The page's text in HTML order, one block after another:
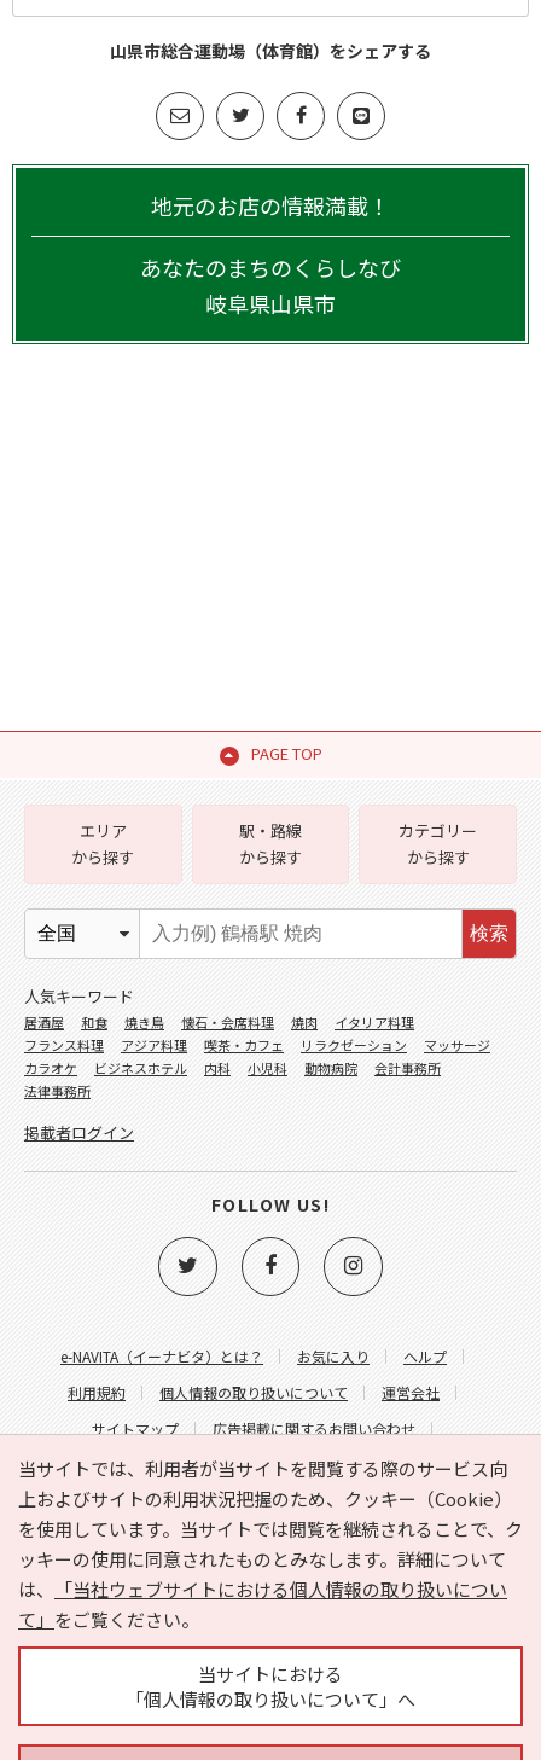
山県市総合運動場（体育館）をシェアする
地元のお店の情報満載！
あなたのまちのくらしなび
岐阜県山県市
PAGE TOP
当サイトでは、利用者が当サイトを閲覧する際のサービス向
上およびサイトの利用状況把握のため、クッキー（Cookie）
を使用しています。当サイトでは閲覧を継続されることで、ク
ッキーの使用に同意されたものとみなします。詳細について
は、
「当社ウェブサイトにおける個人情報の取り扱いについ
て」 をご覧ください。
当サイトにおける
「個人情報の取り扱いについて」へ
e-NAVITA（イーナビタ）とは？ お気に入り
ヘルプ
利用規約
個人情報の取り扱いについて
運営会社
サイトマップ
広告掲載に関するお問い合わせ
サイトの内容に関するお問い合わせ
エリア
から探す
駅・路線
から探す
カテゴリー
から探す
検索
人気キーワード
居酒屋 和食 焼き鳥 懐石・会席料理 焼肉
イタリア料理
フランス料理
アジア料理 喫茶・カフェ リラクゼーション
マッサージ
カラオケ
ビジネスホテル 内科 小児科 動物病院
会計事務所
法律事務所
掲載者ログイン
FOLLOW US!
Copyright © HYOJITO.Co.,Ltd. All Rights Reserved.